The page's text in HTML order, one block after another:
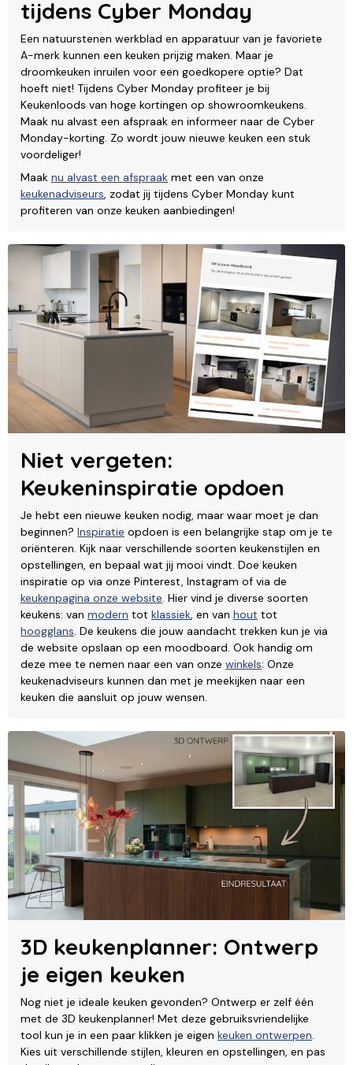
tijdens Cyber Monday
Een natuurstenen werkblad en apparatuur van je favoriete
A-merk kunnen een keuken prijzig maken. Maar je
droomkeuken inruilen voor een goedkopere optie? Dat
hoeft niet! Tijdens Cyber Monday profiteer je bij
Keukenloods van hoge kortingen op showroomkeukens.
Maak nu alvast een afspraak en informeer naar de Cyber
Monday-korting. Zo wordt jouw nieuwe keuken een stuk
voordeliger!
Maak nu alvast een afspraak met een van onze
keukenadviseurs, zodat jij tijdens Cyber Monday kunt
profiteren van onze keuken aanbiedingen!
Niet vergeten:
Keukeninspiratie opdoen
Je hebt een nieuwe keuken nodig, maar waar moet je dan
beginnen? Inspiratie opdoen is een belangrijke stap om je te
oriënteren. Kijk naar verschillende soorten keukenstijlen en
opstellingen, en bepaal wat jij mooi vindt. Doe keuken
inspiratie op via onze Pinterest, Instagram of via de
keukenpagina onze website. Hier vind je diverse soorten
keukens: van modern tot klassiek, en van hout tot
hoogglans. De keukens die jouw aandacht trekken kun je via
de website opslaan op een moodboard. Ook handig om
deze mee te nemen naar een van onze winkels: Onze
keukenadviseurs kunnen dan met je meekijken naar een
keuken die aansluit op jouw wensen.
3D keukenplanner: Ontwerp
je eigen keuken
Nog niet je ideale keuken gevonden? Ontwerp er zelf één
met de 3D keukenplanner! Met deze gebruiksvriendelijke
tool kun je in een paar klikken je eigen keuken ontwerpen.
Kies uit verschillende stijlen, kleuren en opstellingen, en pas